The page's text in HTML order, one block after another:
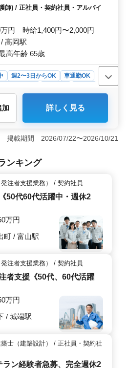
る指導 ・食事、排泄補助 ・入浴の
職場です！ 経験,資格を活かし最後
。 お気軽にお問い合わせください♪
師) / 正社員・契約社員・アルバイ
万円 時給1,400円〜2,000円
高岡駅
高年齢 65歳
週2〜3日からOK
車通勤OK
ート
募集＞ 特別養護老人ホームに
する方を募集しています。明る
タルチェックや配薬準備、医療
きる環境です。 ＜魅力的な
が整っており、残業も少なめで
やすい環境が整っています。交通
勤も安心です。給与は年収350万
円〜1,900円と、しっかりとした
す。 ＜募集情報＞ 必要な資
看護師免許で、看護師実務経験5
夏季や年末年始などの休暇もし
ています。看護師としての経験
してご興味をお持ちの方は、ぜ
加 詳しく見る
掲載期間 2026/07/22〜2026/10/21
ンキング
注者支援業務） / 契約社員
50代60代活躍中・週休2
万円
町 / 富山駅
注者支援業務） / 契約社員
者支援《50代、60代活躍
万円
/ 城端駅
士（建築設計） / 正社員・契約社
ラン経験者急募、完全週休2